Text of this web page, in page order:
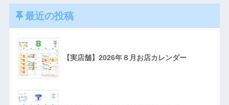
最近の投稿
【実店舗】2026年８月お店カレンダー